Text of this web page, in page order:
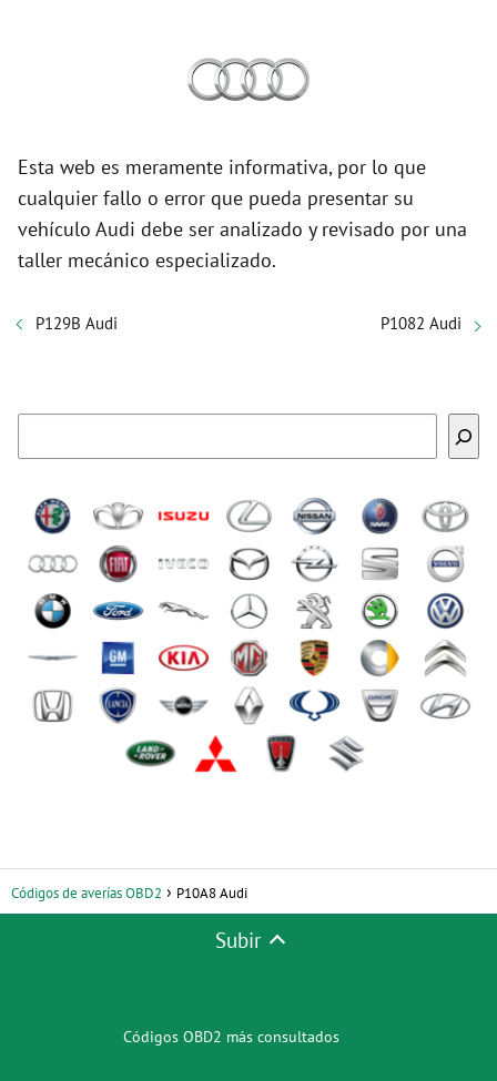
Esta web es meramente informativa, por lo que
cualquier fallo o error que pueda presentar su
vehículo Audi debe ser analizado y revisado por una
taller mecánico especializado.
P129B Audi P1082 Audi
Códigos de averías OBD2 P10A8 Audi
Subir
Códigos OBD2 más consultados